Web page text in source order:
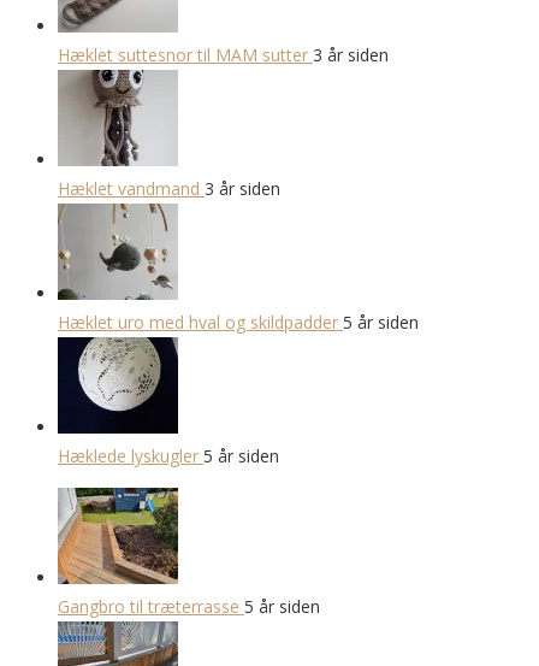
Hæklet suttesnor til MAM sutter 3 år siden
Hæklet vandmand 3 år siden
Hæklet uro med hval og skildpadder 5 år siden
Hæklede lyskugler 5 år siden
Gangbro til træterrasse 5 år siden